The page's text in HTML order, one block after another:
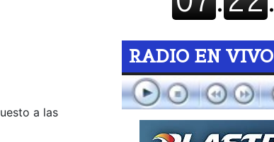
a las
RADIO EN VIVO